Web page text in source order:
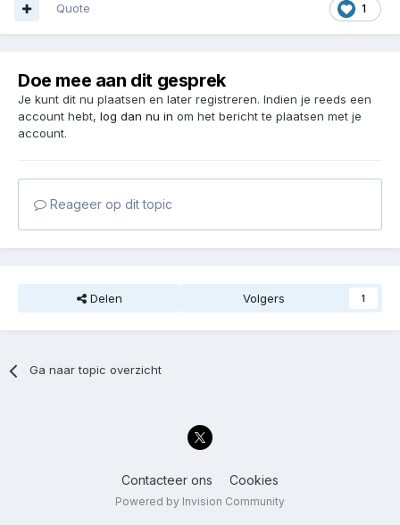
1
Quote
Doe mee aan dit gesprek
Je kunt dit nu plaatsen en later registreren. Indien je reeds een
account hebt, log dan nu in om het bericht te plaatsen met je
account.
Reageer op dit topic
Delen Volgers 1
Ga naar topic overzicht
Contacteer ons Cookies
Powered by Invision Community